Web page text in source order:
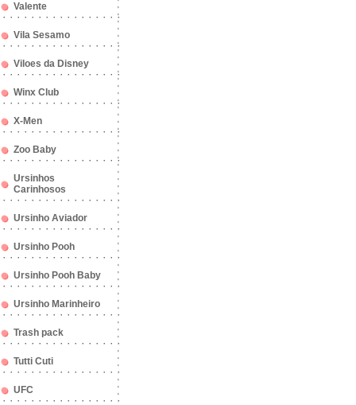
Valente
Vila Sesamo
Viloes da Disney
Winx Club
X-Men
Zoo Baby
Ursinhos
Carinhosos
Ursinho Aviador
Ursinho Pooh
Ursinho Pooh Baby
Ursinho Marinheiro
Trash pack
Tutti Cuti
UFC